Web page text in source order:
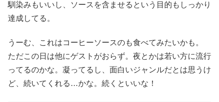
馴染みもいいし、ソースを含ませるという目的もしっかり
達成してる。
うーむ、これはコーヒーソースのも食べてみたいかも。
ただこの日は他にゲストがおらず。夜とかは若い方に流行
ってるのかな。凝ってるし、面白いジャンルだとは思うけ
ど、続いてくれる…かな。続くといいな！